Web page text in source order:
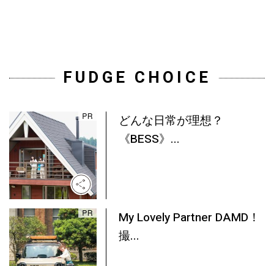
FUDGE CHOICE
どんな日常が理想？
《BESS》...
My Lovely Partner DAMD！
撮...